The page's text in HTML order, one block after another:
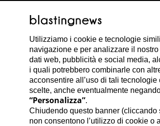
Utilizziamo i cookie e tecnologie
navigazione e per analizzare il
dati web, pubblicità e social media,
i quali potrebbero combinarle con
acconsentire all’uso di tali
scelte, anche eventualmente
“Personalizza”.
Chiudendo questo banner (cliccando
non consentono l’utilizzo di cookie o